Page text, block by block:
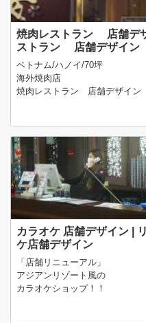
焼肉レストラン 店舗デ
ストラン 店舗デザイン
ベトナム/ハノイ/70坪
海外焼肉店
焼肉レストラン 店舗デザイン
カラオケ 店舗デザイン | リゾート リニューアル カラオ
ケ店舗デザイン
「店舗リニューアル」
アジアンリゾート風の
カラオケショップ！！